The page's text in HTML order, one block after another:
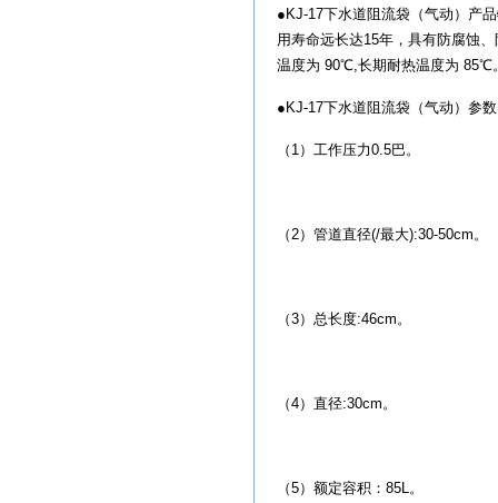
●KJ-17下水道阻流袋（气动）产
用寿命远长达15年，具有防腐蚀
温度为 90℃,长期耐热温度为 85℃
●KJ-17下水道阻流袋（气动）参
（1）工作压力0.5巴。
（2）管道直径(/最大):30-50cm。
（3）总长度:46cm。
（4）直径:30cm。
（5）额定容积：85L。